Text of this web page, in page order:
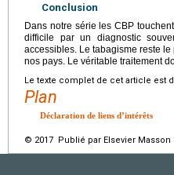
Conclusion
Dans notre série les CBP
difficile par un diagnostic
accessibles. Le tabagisme reste
nos pays. Le véritable traitement
Le texte complet de cet article est
Plan
Déclaration de liens d’intérêts
© 2017 Publié par Elsevier Masson